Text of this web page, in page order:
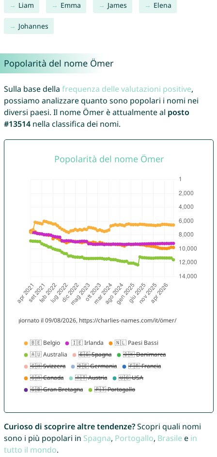
Liam Emma James Elena
Johannes
Popolarità del nome Ömer
Sulla base della frequenza delle valutazioni positive,
possiamo analizzare quanto sono popolari i nomi nei
diversi paesi. Il nome Ömer è attualmente al posto
#13514nella classifica dei nomi.
Curioso di scoprire altre tendenze?Scopri quali nomi
sono i più popolari in Spagna, Portogallo, Brasile e in
tutto il mondo.